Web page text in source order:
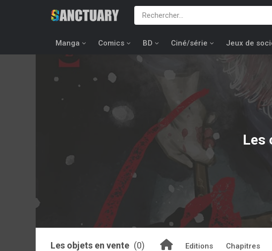
Manga Comics BD Ciné/série Jeux de
Les
Les objets en vente (0) Editions Chapitres